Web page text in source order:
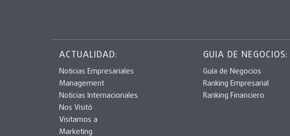
ACTUALIDAD:
Noticias Empresariales
Management
Noticias Internacionales
Nos Visitó
Visitamos a
Marketing
GUIA DE NEGOCIOS:
Guía de Negocios
Ranking Empresarial
Ranking Financiero